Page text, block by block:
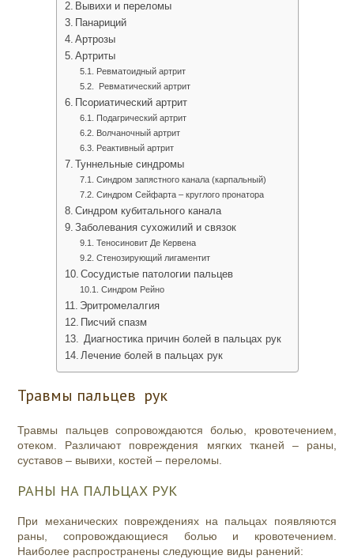
Вывихи и переломы
Панариций
Артрозы
Артриты
Ревматоидный артрит
Ревматический артрит
Псориатический артрит
Подагрический артрит
Волчаночный артрит
Реактивный артрит
Туннельные синдромы
Синдром запястного канала (карпальный)
Синдром Сейфарта – круглого пронатора
Синдром кубитального канала
Заболевания сухожилий и связок
Теносиновит Де Кервена
Стенозирующий лигаментит
Сосудистые патологии пальцев
Синдром Рейно
Эритромелалгия
Писчий спазм
Диагностика причин болей в пальцах рук
Лечение болей в пальцах рук
Травмы пальцев рук
Травмы пальцев сопровождаются болью, кровотечением,
отеком. Различают повреждения мягких тканей – раны,
суставов – вывихи, костей – переломы.
РАНЫ НА ПАЛЬЦАХ РУК
При механических повреждениях на пальцах появляются
раны, сопровождающиеся болью и кровотечением.
Наиболее распространены следующие виды ранений: